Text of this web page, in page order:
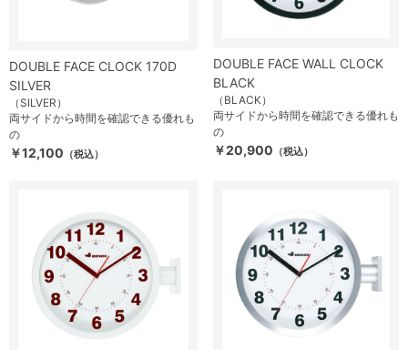
DOUBLE FACE CLOCK 170D
SILVER
（SILVER）
両サイドから時間を確認できる優れも
の
￥12,100 （税込）
DOUBLE FACE WALL CLOCK
BLACK
（BLACK）
両サイドから時間を確認できる優れも
の
￥20,900 （税込）